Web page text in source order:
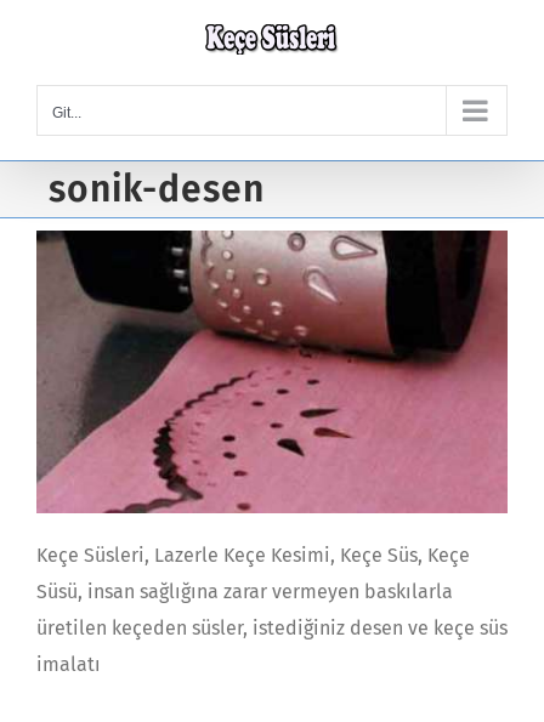
content
Git...
sonik-desen
Keçe Süsleri, Lazerle Keçe Kesimi, Keçe Süs, Keçe
Süsü, insan sağlığına zarar vermeyen baskılarla
üretilen keçeden süsler, istediğiniz desen ve keçe süs
imalatı